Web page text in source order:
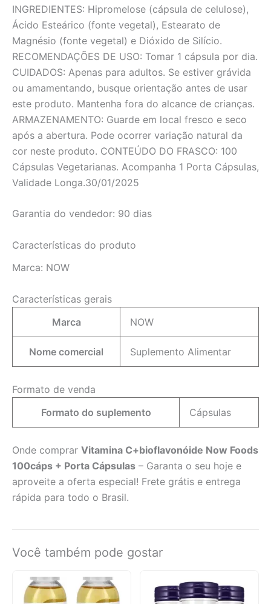
INGREDIENTES: Hipromelose (cápsula de celulose),
Ácido Esteárico (fonte vegetal), Estearato de
Magnésio (fonte vegetal) e Dióxido de Silício.
RECOMENDAÇÕES DE USO: Tomar 1 cápsula por dia.
CUIDADOS: Apenas para adultos. Se estiver grávida
ou amamentando, busque orientação antes de usar
este produto. Mantenha fora do alcance de crianças.
ARMAZENAMENTO: Guarde em local fresco e seco
após a abertura. Pode ocorrer variação natural da
cor neste produto. CONTEÚDO DO FRASCO: 100
Cápsulas Vegetarianas. Acompanha 1 Porta Cápsulas,
Validade Longa.30/01/2025
Garantia do vendedor: 90 dias
Características do produto
Marca: NOW
Características gerais
Marca
NOW
Nome comercial Suplemento Alimentar
Formato de venda
Formato do suplemento
Cápsulas
Onde comprar Vitamina C+bioflavonóide Now Foods
100cáps + Porta Cápsulas – Garanta o seu hoje e
aproveite a oferta especial! Frete grátis e entrega
rápida para todo o Brasil.
Você também pode gostar